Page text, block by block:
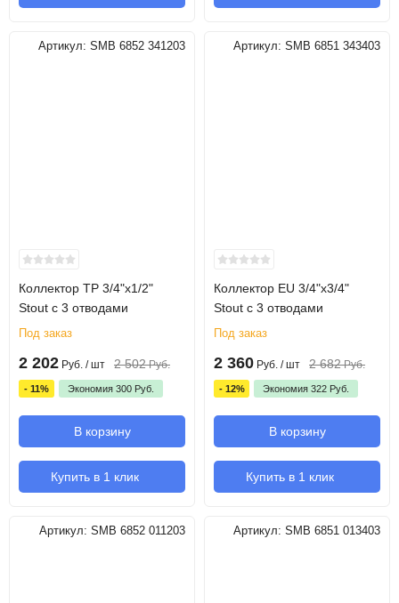
Артикул: SMB 6852 341203
Коллектор TP 3/4"х1/2"
Stout с 3 отводами
Под заказ
2 202 Руб. / шт 2 502 Руб.
- 11% Экономия 300 Руб.
В корзину
Купить в 1 клик
Артикул: SMB 6851 343403
Коллектор EU 3/4"х3/4"
Stout с 3 отводами
Под заказ
2 360 Руб. / шт 2 682 Руб.
- 12% Экономия 322 Руб.
В корзину
Купить в 1 клик
Артикул: SMB 6852 011203 Артикул: SMB 6851 013403